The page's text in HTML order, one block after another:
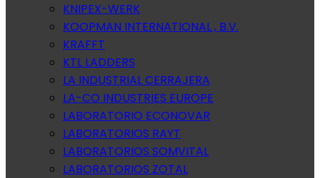
KNIPEX-WERK
KOOPMAN INTERNATIONAL , B.V.
KRAFFT
KTL LADDERS
LA INDUSTRIAL CERRAJERA
LA-CO INDUSTRIES EUROPE
LABORATORIO ECONOVAR
LABORATORIOS RAYT
LABORATORIOS SOMVITAL
LABORATORIOS ZOTAL